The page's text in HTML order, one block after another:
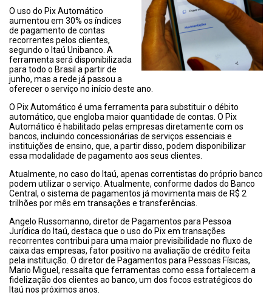
O uso do Pix Automático
aumentou em 30% os índices
de pagamento de contas
recorrentes pelos clientes,
segundo o Itaú Unibanco. A
ferramenta será disponibilizada
para todo o Brasil a partir de
junho, mas a rede já passou a
oferecer o serviço no início deste ano.
O Pix Automático é uma ferramenta para substituir o débito
automático, que engloba maior quantidade de contas. O Pix
Automático é habilitado pelas empresas diretamente com os
bancos, incluindo concessionárias de serviços essenciais e
instituições de ensino, que, a partir disso, podem disponibilizar
essa modalidade de pagamento aos seus clientes.
Atualmente, no caso do Itaú, apenas correntistas do próprio banco
podem utilizar o serviço. Atualmente, conforme dados do Banco
Central, o sistema de pagamentos já movimenta mais de R$ 2
trilhões por mês em transações e transferências.
Angelo Russomanno, diretor de Pagamentos para Pessoa
Jurídica do Itaú, destaca que o uso do Pix em transações
recorrentes contribui para uma maior previsibilidade no fluxo de
caixa das empresas, fator positivo na avaliação de crédito feita
pela instituição. O diretor de Pagamentos para Pessoas Físicas,
Mario Miguel, ressalta que ferramentas como essa fortalecem a
fidelização dos clientes ao banco, um dos focos estratégicos do
Itaú nos próximos anos.